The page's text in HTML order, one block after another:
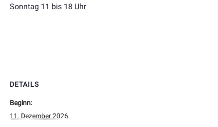
Sonntag 11 bis 18 Uhr
DETAILS
Beginn:
11. Dezember 2026